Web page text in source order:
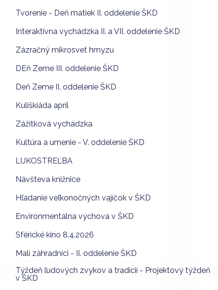
Tvorenie - Deň matiek II. oddelenie ŠKD
Interaktívna vychádzka II. a VII. oddelenie ŠKD
Zázračný mikrosvet hmyzu
DEň Zeme III. oddelenie ŠKD
Deň Zeme II. oddelenie ŠKD
Kuliškiáda apríl
Zážitková vychádzka
Kultúra a umenie - V. oddelenie ŠKD
LUKOSTREĽBA
Návšteva knižnice
Hľadanie veľkonočných vajíčok v ŠKD
Environmentálna výchova v ŠKD
Sférické kino 8.4.2026
Malí záhradníci - II. oddelenie ŠKD
Týždeň ľudových zvykov a tradícií - Projektový týždeň
v ŠKD